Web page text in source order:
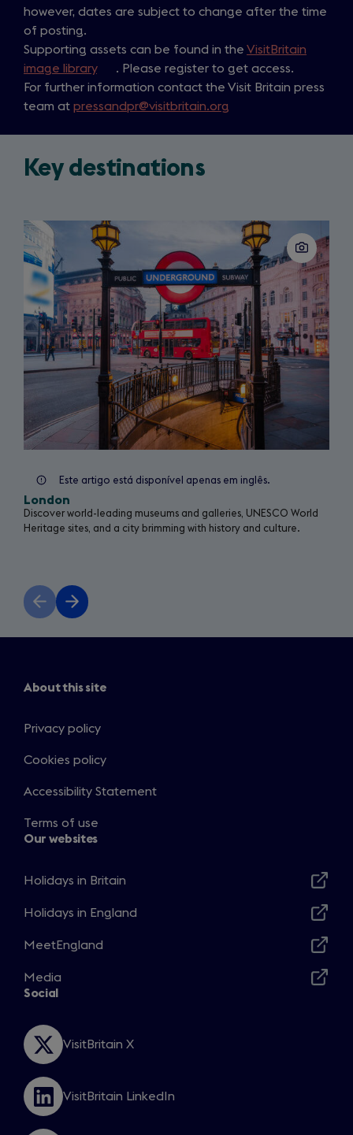
however, dates are subject to change after the time
of posting.
Supporting assets can be found in the VisitBritain
image library(
o
p
s
a
n
e
w
t
a
b
)
. Please register to get access.
For further information contact the Visit Britain press
team at pressandpr@visitbritain.org
Key destinations
Slide
1
of
3
Este artigo está disponível apenas em inglês.
London
Discover world-leading museums and galleries, UNESCO World
Heritage sites, and a city brimming with history and culture.
Previous
slide
Next
slide
About this site
Privacy policy
Cookies policy
Accessibility Statement
Terms of use
Our websites
Holidays in Britain
in
new
Holidays in England
in
new
window
MeetEngland
in
a
window
Media
Opens
new
window
Social
VisitBritain X
Opens
a
new
window
VisitBritain LinkedIn
Opens